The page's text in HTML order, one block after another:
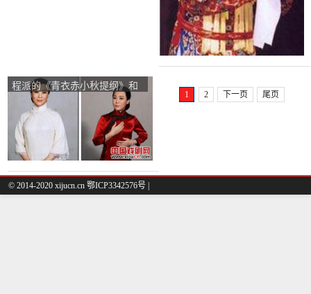
程派的《青衣赤小秋提纲》和
北京歌剧院的《宋氏姐妹——
宋庆龄1927》将于下月上演。
1 2 下一页 尾页
© 2014-2020 xijucn.cn 鄂ICP3342576号 |